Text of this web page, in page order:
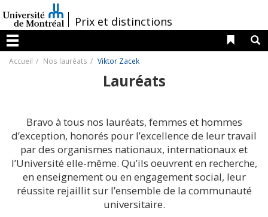
au
contenu
/Prix et distinctions
Menu
Liens
Accueil Nos lauréats Viktor Zacek
Lauréats
Bravo à tous nos lauréats, femmes et hommes
d’exception, honorés pour l’excellence de leur travail
par des organismes nationaux, internationaux et
l’Université elle-même. Qu’ils oeuvrent en recherche,
en enseignement ou en engagement social, leur
réussite rejaillit sur l’ensemble de la communauté
universitaire.